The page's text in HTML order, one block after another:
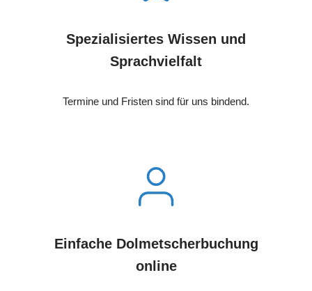
Spezialisiertes Wissen und
Sprachvielfalt
Termine und Fristen sind für uns bindend.
Einfache Dolmetscherbuchung
online